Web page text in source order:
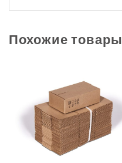
Похожие товары